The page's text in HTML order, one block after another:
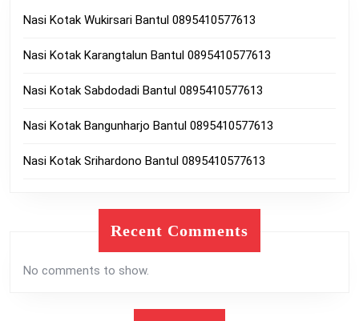
Nasi Kotak Wukirsari Bantul 0895410577613
Nasi Kotak Karangtalun Bantul 0895410577613
Nasi Kotak Sabdodadi Bantul 0895410577613
Nasi Kotak Bangunharjo Bantul 0895410577613
Nasi Kotak Srihardono Bantul 0895410577613
Recent Comments
No comments to show.